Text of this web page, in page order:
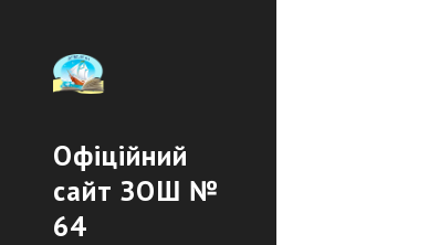
Офіційний
сайт ЗОШ №
64